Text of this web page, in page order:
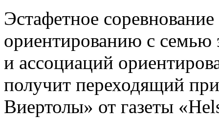
Эстафетное
ориентированию с семью
и ассоциаций
получит переходящий
Виертолы» от газеты